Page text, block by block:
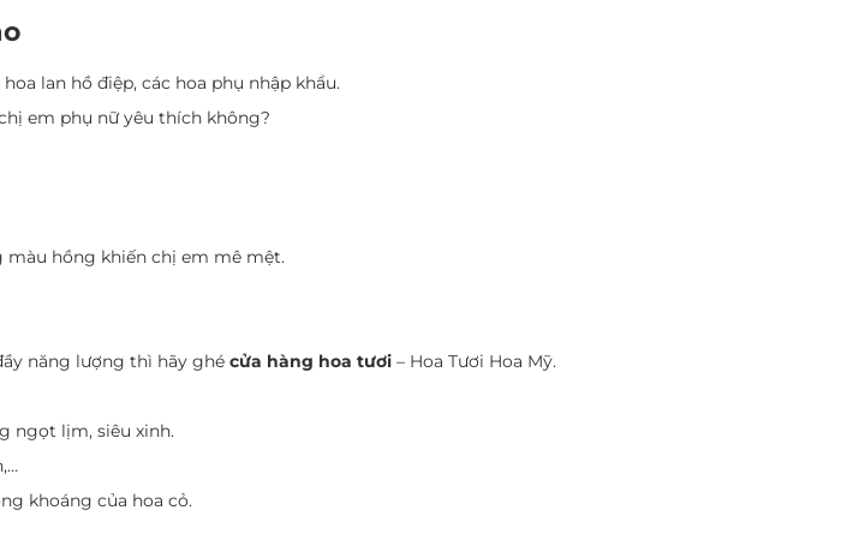
lan hồ điệp, các hoa phụ nhập khẩu.
em phụ nữ yêu thích không?
hồng khiến chị em mê mệt.
năng lượng thì hãy ghé cửa hàng hoa tươi – Hoa Tươi Hoa Mỹ.
ngọt lịm, siêu xinh.
khoáng của hoa cỏ.